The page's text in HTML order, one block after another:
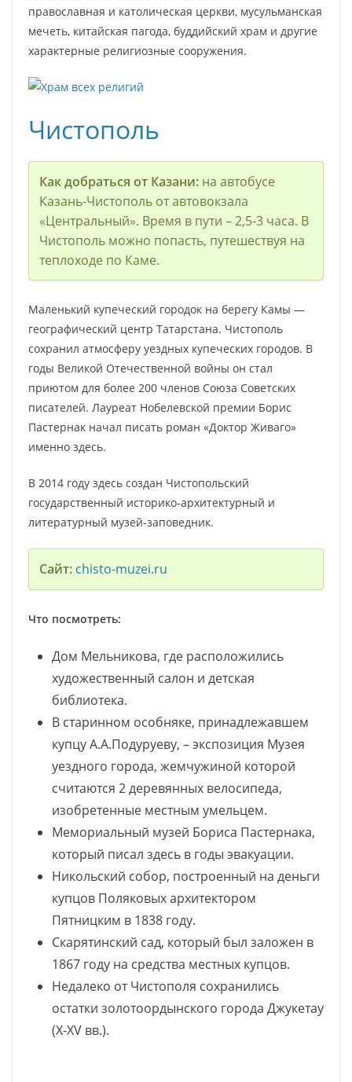
православная и католическая церкви, мусульманская
мечеть, китайская пагода, буддийский храм и другие
характерные религиозные сооружения.
Чистополь
Как добраться от Казани:на автобусе
Казань-Чистополь от автовокзала
«Центральный». Время в пути – 2,5-3 часа. В
Чистополь можно попасть, путешествуя на
теплоходе по Каме.
Маленький купеческий городок на берегу Камы —
географический центр Татарстана. Чистополь
сохранил атмосферу уездных купеческих городов. В
годы Великой Отечественной войны он стал
приютом для более 200 членов Союза Советских
писателей. Лауреат Нобелевской премии Борис
Пастернак начал писать роман «Доктор Живаго»
именно здесь.
В 2014 году здесь создан Чистопольский
государственный историко-архитектурный и
литературный музей-заповедник.
Сайт: chisto-muzei.ru
Что посмотреть:
Дом Мельникова, где расположились
художественный салон и детская
библиотека.
В старинном особняке, принадлежавшем
купцу А.А.Подуруеву, – экспозиция Музея
уездного города, жемчужиной которой
считаются 2 деревянных велосипеда,
изобретенные местным умельцем.
Мемориальный музей Бориса Пастернака,
который писал здесь в годы эвакуации.
Никольский собор, построенный на деньги
купцов Поляковых архитектором
Пятницким в 1838 году.
Скарятинский сад, который был заложен в
1867 году на средства местных купцов.
Недалеко от Чистополя сохранились
остатки золотоордынского города Джукетау
(X-XV вв.).